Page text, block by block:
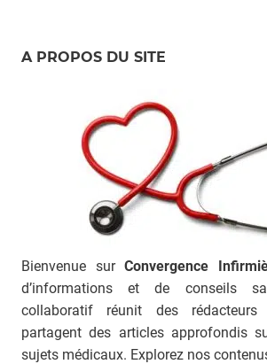
A PROPOS DU SITE
Bienvenue surConvergence
d’informations et de conseils
collaboratif réunit des rédacteurs
partagent des articles approfondis
sujets médicaux. Explorez nos